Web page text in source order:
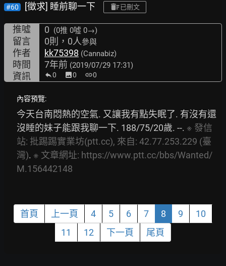
#60 [徵求] 睡前聊一下 已刪文
推噓 0 (0推 0噓 0→)
留言 0則，0人參與
作者 kk75398 (Cannabiz)
時間 7年前 (2019/07/29 17:31)
資訊 0 image0 link0
內容預覽:
今天台南悶熱的空氣. 又讓我有點失眠了. 有沒有還
沒睡的妹子能跟我聊一下. 188/75/20歲. --. ※ 發信
站: 批踢踢實業坊(ptt.cc), 來自: 42.77.253.229 (臺
灣). ※ 文章網址: https://www.ptt.cc/bbs/Wanted/
M.156442148
首頁 上一頁 4 5 6 7 8 9
10
11
12 下一頁 尾頁